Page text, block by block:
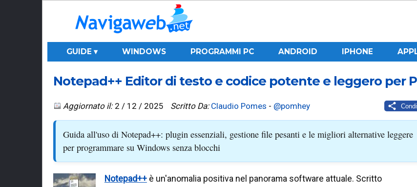
GUIDE ▾ WINDOWS PROGRAMMI PC ANDROID IPHONE
Notepad++ Editor di testo e codice potente e leggero per
Aggiornato il: 2 / 12 / 2025 Scritto Da: Claudio Pomes - @pomhey
Guida all'uso di Notepad++: plugin essenziali, gestione file pesanti e le migliori alternative leggere
per programmare su Windows senza blocchi
Notepad++è un'anomalia positiva nel panorama software attuale. Scritto